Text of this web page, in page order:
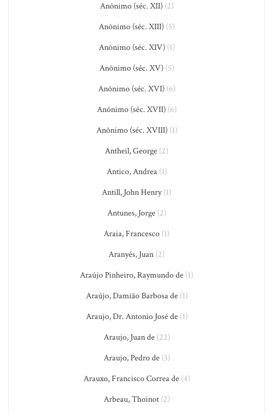
Anônimo (séc. XII)(2)
Anônimo (séc. XIII)(5)
Anônimo (séc. XIV)(1)
Anônimo (séc. XV)(5)
Anônimo (séc. XVI)(6)
Anônimo (séc. XVII)(6)
Anônimo (séc. XVIII)(1)
Antheil, George (2)
Antico, Andrea(1)
Antill, John Henry(1)
Antunes, Jorge(2)
Araia, Francesco (1)
Aranyés, Juan (2)
Araújo Pinheiro, Raymundo de (1)
Araújo, Damião Barbosa de(1)
Araujo, Dr. Antonio José de(1)
Araujo, Juan de(22)
Araujo, Pedro de(3)
Arauxo, Francisco Correa de(4)
Arbeau, Thoinot(2)